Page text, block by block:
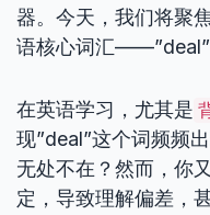
器。今天，我们将聚
语核心词汇——”deal”
在英语学习，尤其是
现”deal”这个词频频
无处不在？然而，你
定，导致理解偏差，